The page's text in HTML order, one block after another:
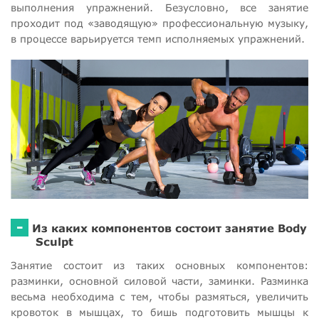
выполнения упражнений. Безусловно, все занятие
проходит под «заводящую» профессиональную музыку,
в процессе варьируется темп исполняемых упражнений.
-
Из каких компонентов состоит занятие Body
Sculpt
Занятие состоит из таких основных компонентов:
разминки, основной силовой части, заминки. Разминка
весьма необходима с тем, чтобы размяться, увеличить
кровоток в мышцах, то бишь подготовить мышцы к